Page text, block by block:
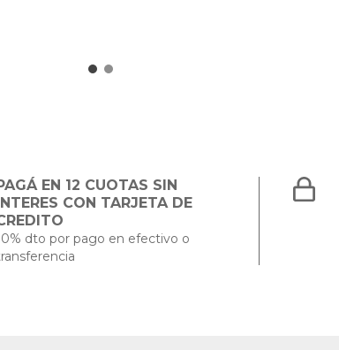
EN 12 CUOTAS SIN
INTERES CON TARJETA DE
dto por pago en efectivo o